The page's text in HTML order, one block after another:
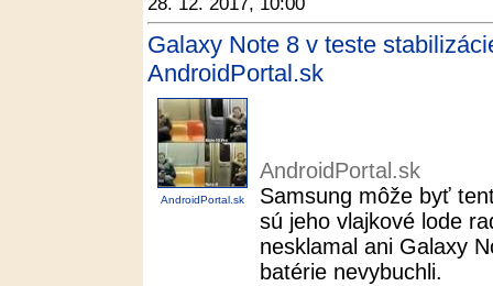
Galaxy Note 8 v teste
AndroidPortal.sk
AndroidPortal.sk
AndroidPortal.sk
Samsung môže byť
sú jeho vlajkové lode
nesklamal ani Galaxy
batérie nevybuchli.